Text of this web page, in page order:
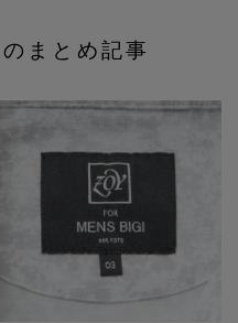
まとめ記事